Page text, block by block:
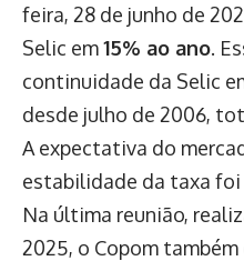
feira, 28 de junho de
Selic em15% ao ano.
continuidade da Selic
desde julho de 2006,
A expectativa do
estabilidade da taxa foi
Na última reunião,
2025, o Copom